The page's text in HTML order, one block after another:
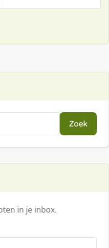
Zoek
in je inbox.